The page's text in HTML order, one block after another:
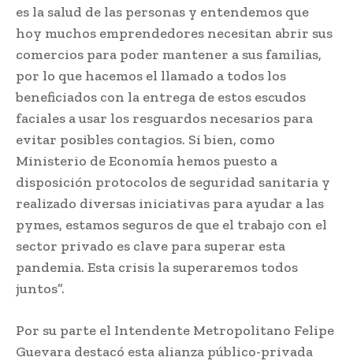
es la salud de las personas y entendemos que
hoy muchos emprendedores necesitan abrir sus
comercios para poder mantener a sus familias,
por lo que hacemos el llamado a todos los
beneficiados con la entrega de estos escudos
faciales a usar los resguardos necesarios para
evitar posibles contagios. Si bien, como
Ministerio de Economía hemos puesto a
disposición protocolos de seguridad sanitaria y
realizado diversas iniciativas para ayudar a las
pymes, estamos seguros de que el trabajo con el
sector privado es clave para superar esta
pandemia. Esta crisis la superaremos todos
juntos”.
Por su parte el Intendente Metropolitano Felipe
Guevara destacó esta alianza público-privada